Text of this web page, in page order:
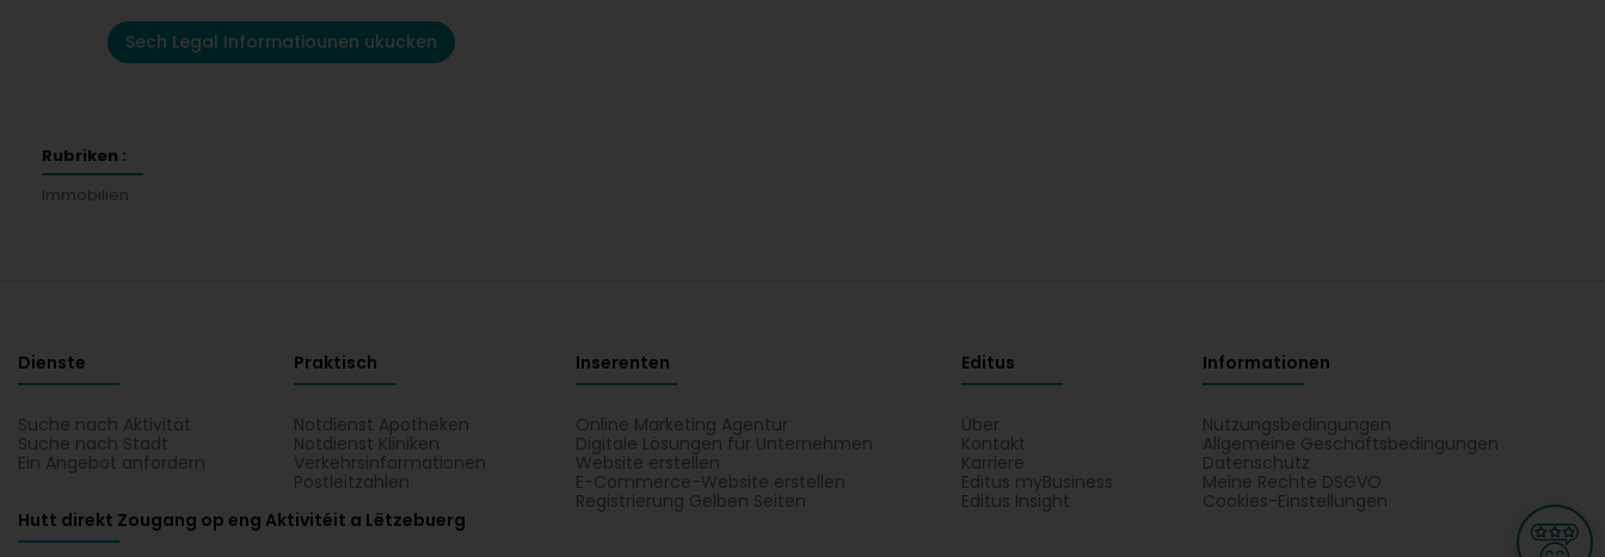
Sech Legal Informatiounen ukucken
Rubriken :
Immobilien
Dienste
Suche nach Aktivität
Suche nach Stadt
Ein Angebot anfordern
Praktisch
Notdienst Apotheken
Notdienst Kliniken
Verkehrsinformationen
Postleitzahlen
Inserenten
Online Marketing Agentur
Digitale Lösungen für Unternehmen
Website erstellen
E-Commerce-Website erstellen
Registrierung Gelben Seiten
Editus
Über
Kontakt
Karriere
Editus myBusiness
Editus Insight
Informationen
Nutzungsbedingungen
Allgemeine Geschäftsbedingungen
Datenschutz
Meine Rechte DSGVO
Cookies-Einstellungen
Hutt direkt Zougang op eng Aktivitéit a Lëtzebuerg